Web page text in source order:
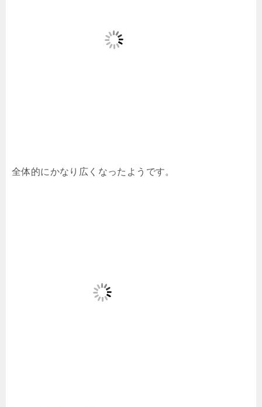
全体的にかなり広くなったようです。